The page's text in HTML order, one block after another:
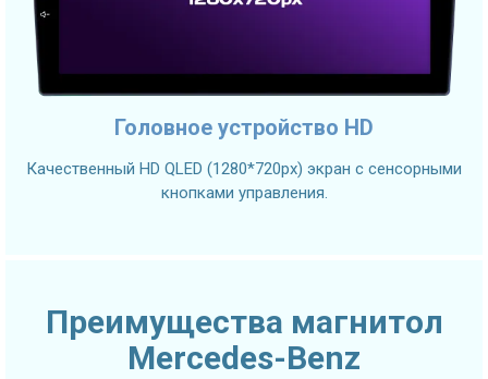
Головное устройство HD
Качественный HD QLED (1280*720px) экран с сенсорными
кнопками управления.
Преимущества магнитол
Mercedes-Benz